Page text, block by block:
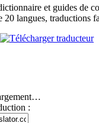
et guides de
20 langues, traductions
: